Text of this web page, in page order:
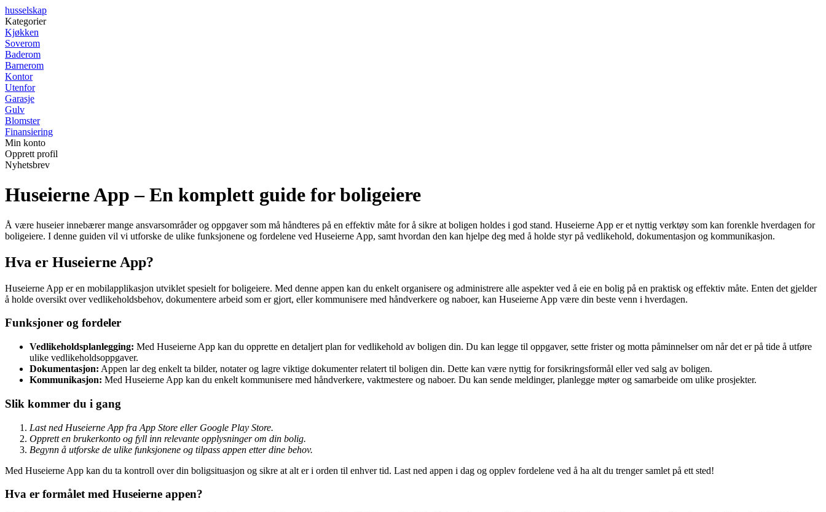
husselskap
Kategorier
Kjøkken
Soverom
Baderom
Barnerom
Kontor
Utenfor
Garasje
Gulv
Blomster
Finansiering
Min konto
Opprett profil
Nyhetsbrev
Huseierne App – En komplett guide for boligeiere
Å være huseier innebærer mange ansvarsområder og oppgaver som må håndteres på en effektiv måte for å sikre at boligen holdes i god stand. Huseierne App er et nyttig verktøy som kan forenkle hverdagen for
boligeiere. I denne guiden vil vi utforske de ulike funksjonene og fordelene ved Huseierne App, samt hvordan den kan hjelpe deg med å holde styr på vedlikehold, dokumentasjon og kommunikasjon.
Hva er Huseierne App?
Huseierne App er en mobilapplikasjon utviklet spesielt for boligeiere. Med denne appen kan du enkelt organisere og administrere alle aspekter ved å eie en bolig på en praktisk og effektiv måte. Enten det gjelder
å holde oversikt over vedlikeholdsbehov, dokumentere arbeid som er gjort, eller kommunisere med håndverkere og naboer, kan Huseierne App være din beste venn i hverdagen.
Funksjoner og fordeler
Vedlikeholdsplanlegging: Med Huseierne App kan du opprette en detaljert plan for vedlikehold av boligen din. Du kan legge til oppgaver, sette frister og motta påminnelser om når det er på tide å utføre
ulike vedlikeholdsoppgaver.
Dokumentasjon: Appen lar deg enkelt ta bilder, notater og lagre viktige dokumenter relatert til boligen din. Dette kan være nyttig for forsikringsformål eller ved salg av boligen.
Kommunikasjon: Med Huseierne App kan du enkelt kommunisere med håndverkere, vaktmestere og naboer. Du kan sende meldinger, planlegge møter og samarbeide om ulike prosjekter.
Slik kommer du i gang
Last ned Huseierne App fra App Store eller Google Play Store.
Opprett en brukerkonto og fyll inn relevante opplysninger om din bolig.
Begynn å utforske de ulike funksjonene og tilpass appen etter dine behov.
Med Huseierne App kan du ta kontroll over din boligsituasjon og sikre at alt er i orden til enhver tid. Last ned appen i dag og opplev fordelene ved å ha alt du trenger samlet på ett sted!
Hva er formålet med Huseierne appen?